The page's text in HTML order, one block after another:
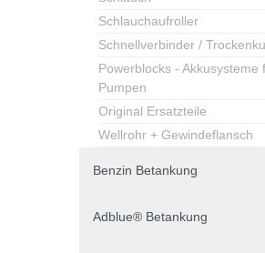
Schlauchaufroller
Schnellverbinder /
Powerblocks - Akkusysteme
Pumpen
Original Ersatzteile
Wellrohr + Gewindeflansch
Benzin Betankung
Adblue® Betankung